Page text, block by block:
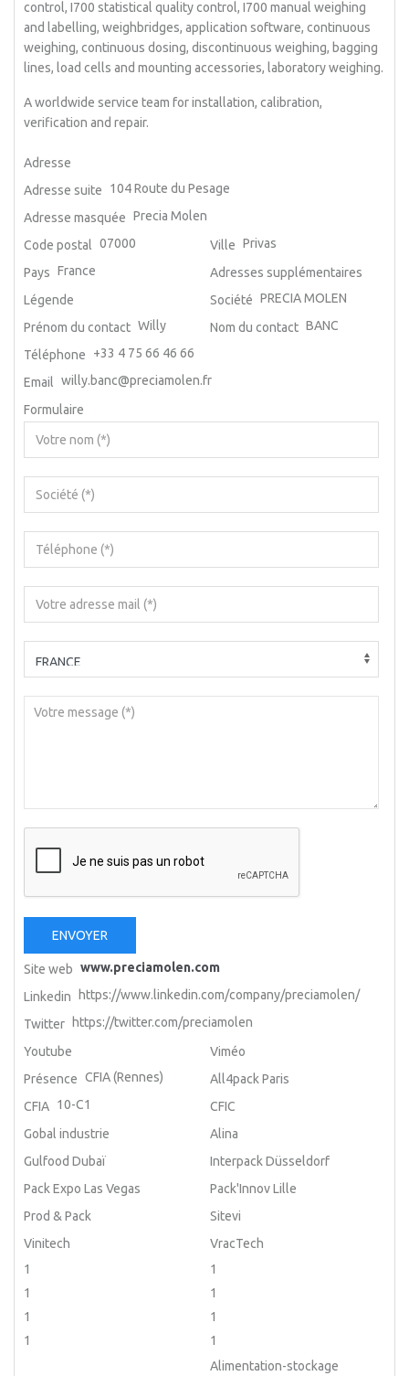
control, I700 statistical quality control, I700 manual weighing
and labelling, weighbridges, application software, continuous
weighing, continuous dosing, discontinuous weighing, bagging
lines, load cells and mounting accessories, laboratory weighing.
A worldwide service team for installation, calibration,
verification and repair.
Adresse
Adresse suite
104 Route du Pesage
Adresse masquée Precia Molen
Code postal 07000 Ville Privas
Pays France
Adresses supplémentaires
Légende
Société PRECIA MOLEN
Prénom du contact Willy Nom du contact BANC
Téléphone
+33 4 75 66 46 66
Email willy.banc@preciamolen.fr
Formulaire
ENVOYER
Site web www.preciamolen.com
Linkedin
https://www.linkedin.com/company/preciamolen/
Twitter
https://twitter.com/preciamolen
Youtube
Viméo
Présence CFIA (Rennes)
All4pack Paris
CFIA 10-C1
CFIC
Gobal industrie
Alina
Gulfood Dubaï
Interpack Düsseldorf
Pack Expo Las Vegas
Pack'Innov Lille
Prod & Pack
Sitevi
Vinitech
VracTech
1
1
1
1
1
1
1
1
Alimentation-stockage